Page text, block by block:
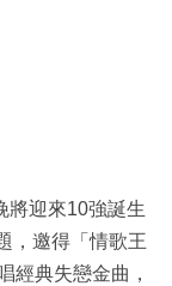
將迎來10強誕生
，邀得「情歌王
經典失戀金曲，